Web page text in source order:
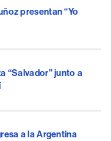
presentan “Yo
“Salvador” junto a
a la Argentina